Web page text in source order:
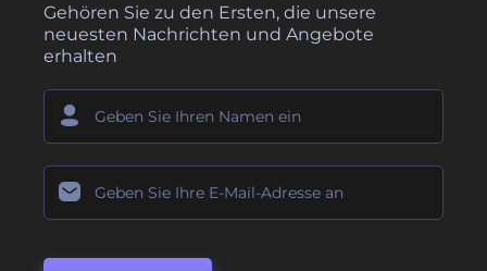
Gehören Sie zu den Ersten, die unsere
neuesten Nachrichten und Angebote
erhalten